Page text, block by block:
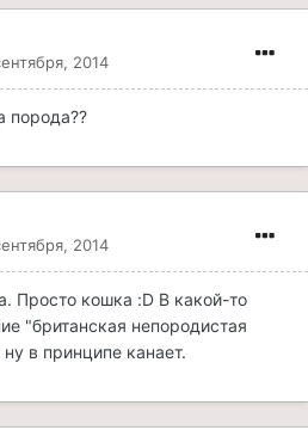
2014
порода??
2014
Просто кошка :D В какой-то
"британская непородистая
в принципе канает.